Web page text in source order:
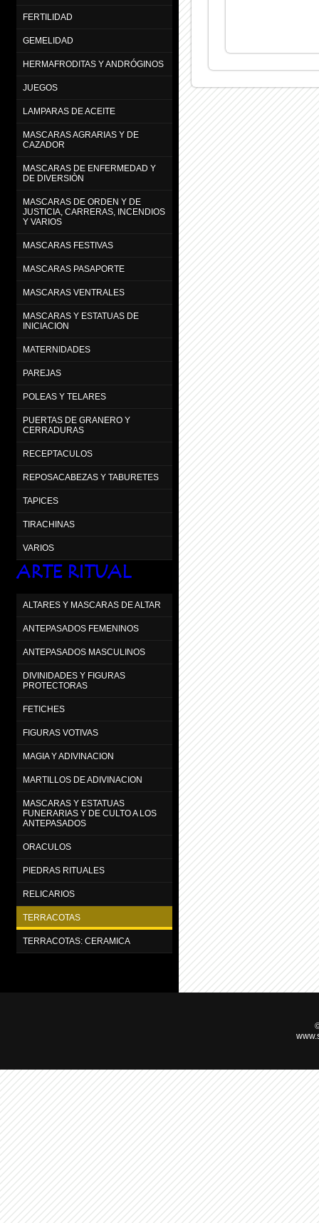
FERTILIDAD
GEMELIDAD
HERMAFRODITAS Y ANDRÓGINOS
JUEGOS
LAMPARAS DE ACEITE
MASCARAS AGRARIAS Y DE
CAZADOR
MASCARAS DE ENFERMEDAD Y
DE DIVERSIÒN
MASCARAS DE ORDEN Y DE
JUSTICIA, CARRERAS, INCENDIOS
Y VARIOS
MASCARAS FESTIVAS
MASCARAS PASAPORTE
MASCARAS VENTRALES
MASCARAS Y ESTATUAS DE
INICIACION
MATERNIDADES
PAREJAS
POLEAS Y TELARES
PUERTAS DE GRANERO Y
CERRADURAS
RECEPTACULOS
REPOSACABEZAS Y TABURETES
TAPICES
TIRACHINAS
VARIOS
ARTE RITUAL
ALTARES Y MASCARAS DE ALTAR
ANTEPASADOS FEMENINOS
ANTEPASADOS MASCULINOS
DIVINIDADES Y FIGURAS
PROTECTORAS
FETICHES
FIGURAS VOTIVAS
MAGIA Y ADIVINACION
MARTILLOS DE ADIVINACION
MASCARAS Y ESTATUAS
FUNERARIAS Y DE CULTO A LOS
ANTEPASADOS
ORACULOS
PIEDRAS RITUALES
RELICARIOS
TERRACOTAS
TERRACOTAS: CERAMICA